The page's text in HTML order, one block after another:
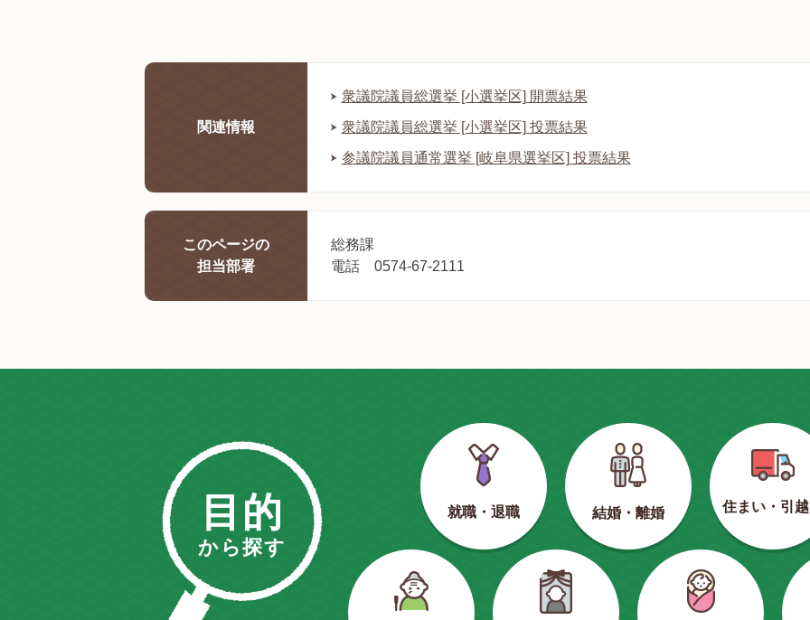
関連情報
衆議院議員総選挙 [小選挙区] 開票結果
衆議院議員総選挙 [小選挙区] 投票結果
参議院議員通常選挙 [岐阜県選挙区] 投票結果
このページの
担当部署
総務課
電話 0574-67-2111
目的
から探す
就職・退職 結婚・離婚 住まい・引